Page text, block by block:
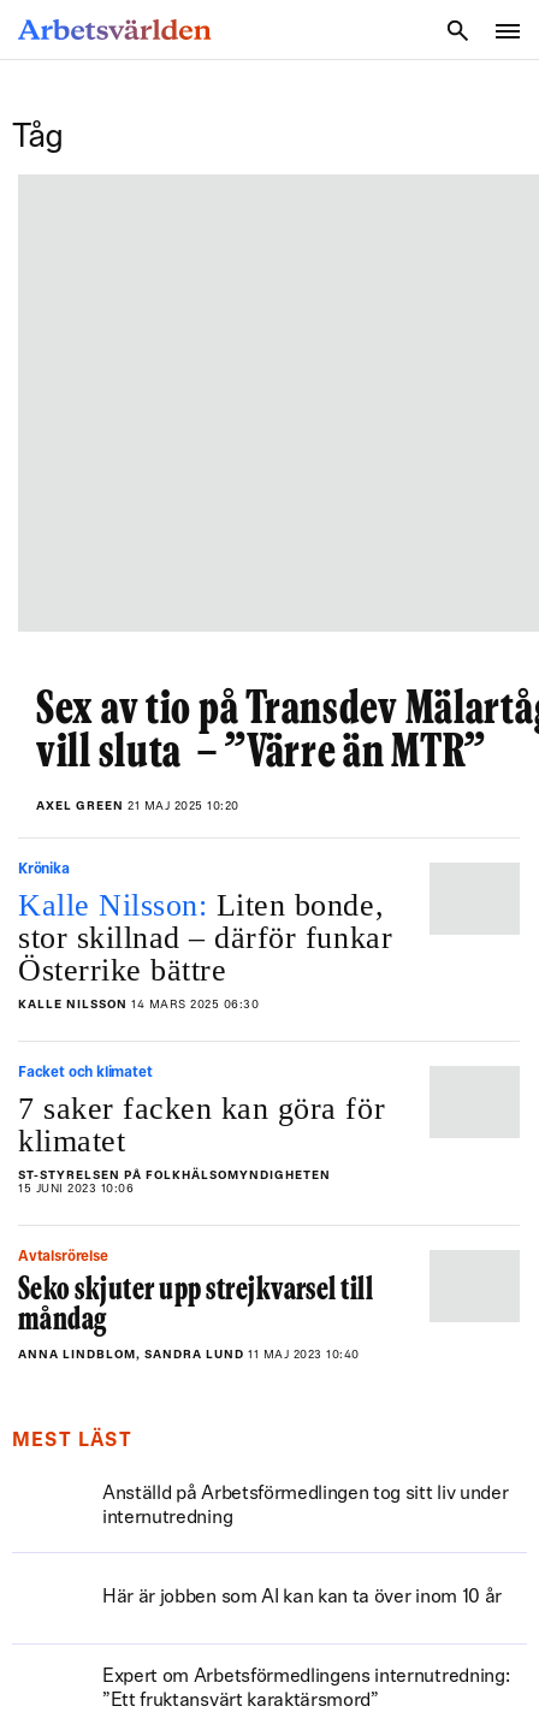
Tåg
Sex av tio på Transdev
vill sluta – ”Värre än MTR”
AXEL GREEN 21 MAJ 2025 10:20
Krönika
Kalle Nilsson: Liten bonde,
stor skillnad – därför funkar
Österrike bättre
KALLE NILSSON 14 MARS 2025 06:30
Facket och klimatet
7 saker facken kan göra för
klimatet
ST-STYRELSEN PÅ FOLKHÄLSOMYNDIGHETEN
15 JUNI 2023 10:06
Avtalsrörelse
Seko skjuter upp strejkvarsel till
måndag
ANNA LINDBLOM, SANDRA LUND 11 MAJ 2023 10:40
MEST LÄST
Anställd på Arbetsförmedlingen tog sitt liv under
internutredning
Här är jobben som AI kan kan ta över inom 10 år
Expert om Arbetsförmedlingens internutredning:
”Ett fruktansvärt karaktärsmord”